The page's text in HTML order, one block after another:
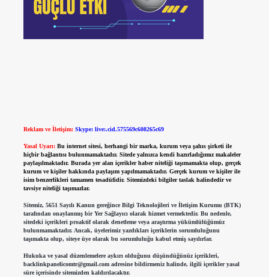
Reklam ve İletişim: Skype: live:.cid.575569c608265c69
Yasal Uyarı: Bu internet sitesi, herhangi bir marka, kurum veya şahıs şirketi ile
hiçbir bağlantısı bulunmamaktadır. Sitede yalnızca kendi hazırladığımız makaleler
paylaşılmaktadır. Burada yer alan içerikler haber niteliği taşımamakta olup, gerçek
kurum ve kişiler hakkında paylaşım yapılmamaktadır. Gerçek kurum ve kişiler ile
isim benzerlikleri tamamen tesadüfidir. Sitemizdeki bilgiler taslak halindedir ve
tavsiye niteliği taşımazlar.
Sitemiz, 5651 Sayılı Kanun gereğince Bilgi Teknolojileri ve İletişim Kurumu (BTK)
tarafından onaylanmış bir Yer Sağlayıcı olarak hizmet vermektedir. Bu nedenle,
sitedeki içerikleri proaktif olarak denetleme veya araştırma yükümlülüğümüz
bulunmamaktadır. Ancak, üyelerimiz yazdıkları içeriklerin sorumluluğunu
taşımakta olup, siteye üye olarak bu sorumluluğu kabul etmiş sayılırlar.
Hukuka ve yasal düzenlemelere aykırı olduğunu düşündüğünüz içerikleri,
backlinkpanelicomtr@gmail.comadresine bildirmeniz halinde, ilgili içerikler yasal
süre içerisinde sitemizden kaldırılacaktır.